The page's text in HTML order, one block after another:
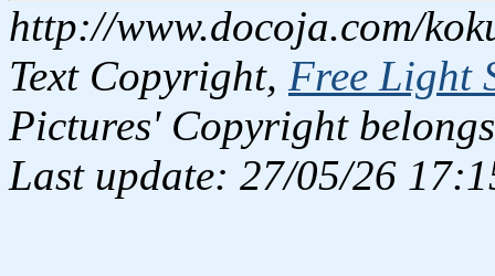
http://www.docoja.com/
Text Copyright, Free Light
Pictures' Copyright
Last update: 27/05/26